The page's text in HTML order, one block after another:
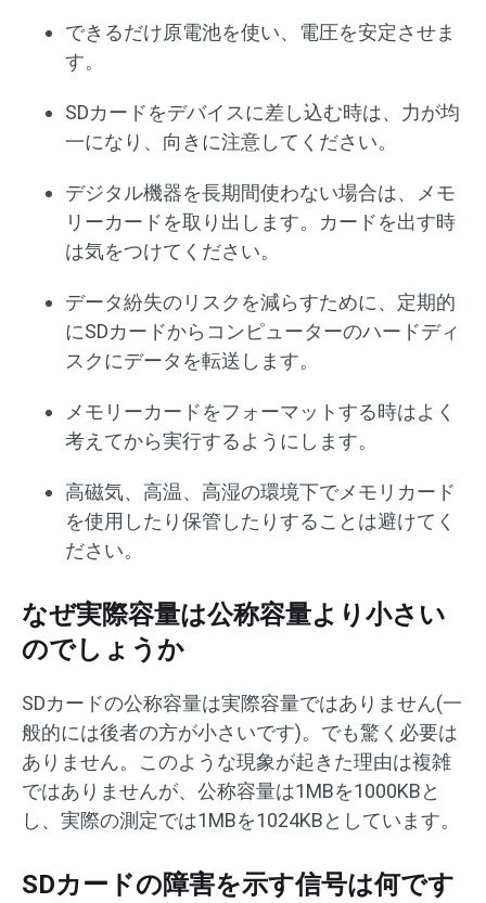
できるだけ原電池を使い、電圧を安定させま
す。
SDカードをデバイスに差し込む時は、力が均
一になり、向きに注意してください。
デジタル機器を長期間使わない場合は、メモ
リーカードを取り出します。カードを出す時
は気をつけてください。
データ紛失のリスクを減らすために、定期的
にSDカードからコンピューターのハードディ
スクにデータを転送します。
メモリーカードをフォーマットする時はよく
考えてから実行するようにします。
高磁気、高温、高湿の環境下でメモリカード
を使用したり保管したりすることは避けてく
ださい。
なぜ実際容量は公称容量より小さい
のでしょうか
SDカードの公称容量は実際容量ではありません(一
般的には後者の方が小さいです)。でも驚く必要は
ありません。このような現象が起きた理由は複雑
ではありませんが、公称容量は1MBを1000KBと
し、実際の測定では1MBを1024KBとしています。
SDカードの障害を示す信号は何です